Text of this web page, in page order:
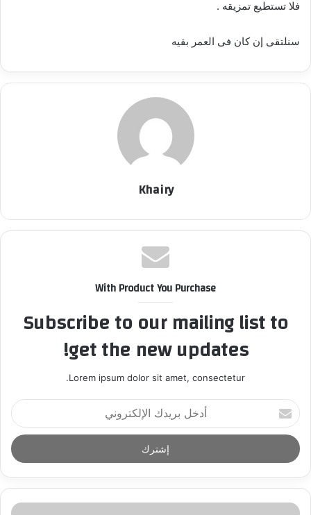
فلا تستطيع تمزيقه .
سنلتقى إن كان فى العمر بقيه
Khairy
With Product You Purchase
Subscribe to our mailing list to
get the new updates!
Lorem ipsum dolor sit amet, consectetur.
أ
د
خ
ل
ر
د